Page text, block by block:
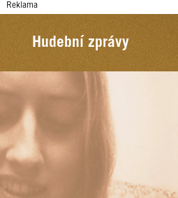
Reklama
Hudební zprávy